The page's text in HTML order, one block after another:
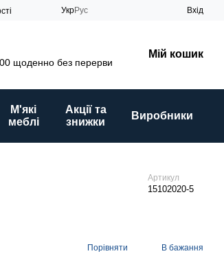
УкрРус Вхід
щоденно без перерви
Мій кошик
М'які
меблі
Акції та
знижки
Виробники
Артикул
15102020-5
Порівняти В бажання